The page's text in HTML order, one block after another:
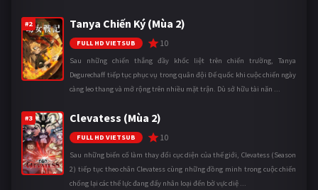
#2 Tanya Chiến Ký (Mùa 2)
FULL HD VIETSUB 10
Sau những chiến thắng đầy khốc liệt trên chiến trường, Tanya
Degurechaff tiếp tục phục vụ trong quân đội Đế quốc khi cuộc chiến ngày
càng leo thang và mở rộng trên nhiều mặt trận. Dù sở hữu tài năn ...
#3 Clevatess (Mùa 2)
FULL HD VIETSUB 10
Sau những biến cố làm thay đổi cục diện của thế giới, Clevatess (Season
2) tiếp tục theo chân Clevatess cùng những đồng minh trong cuộc chiến
chống lại các thế lực đang đẩy nhân loại đến bờ vực diệ ...